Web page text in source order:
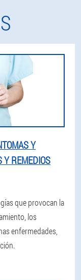
Y
Y REMEDIOS
que provocan la
los
enfermedades,